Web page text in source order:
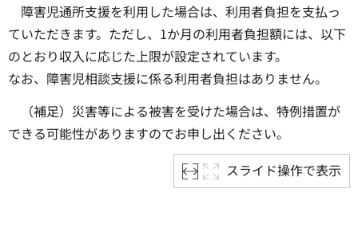
障害児通所支援を利用した場合は、利用者負担を支払っ
ていただきます。ただし、1か月の利用者負担額には、以下
のとおり収入に応じた上限が設定されています。
なお、障害児相談支援に係る利用者負担はありません。
（補足）災害等による被害を受けた場合は、特例措置が
できる可能性がありますのでお申し出ください。
スライド操作で表示